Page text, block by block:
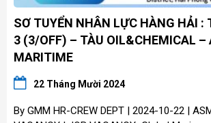
SƠ TUYỂN NHÂN LỰC HÀNG HẢI :
3 (3/OFF) – TÀU OIL&CHEMICAL –
MARITIME
22 Tháng Mười 2024
By GMM HR-CREW DEPT | 2024-10-22 |